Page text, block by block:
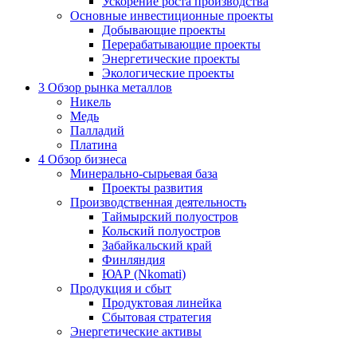
Основные инвестиционные проекты
Добывающие проекты
Перерабатывающие проекты
Энергетические проекты
Экологические проекты
3 Обзор рынка металлов
Никель
Медь
Палладий
Платина
4 Обзор бизнеса
Минерально-сырьевая база
Проекты развития
Производственная деятельность
Таймырский полуостров
Кольский полуостров
Забайкальский край
Финляндия
ЮАР (Nkomati)
Продукция и сбыт
Продуктовая линейка
Сбытовая стратегия
Энергетические активы